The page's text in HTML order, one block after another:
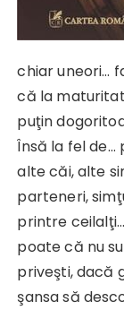
chiar uneori…
că la
puţin
Însă la fel de…
alte căi, alte
parteneri,
printre
poate că nu
priveşti, dacă
şansa să